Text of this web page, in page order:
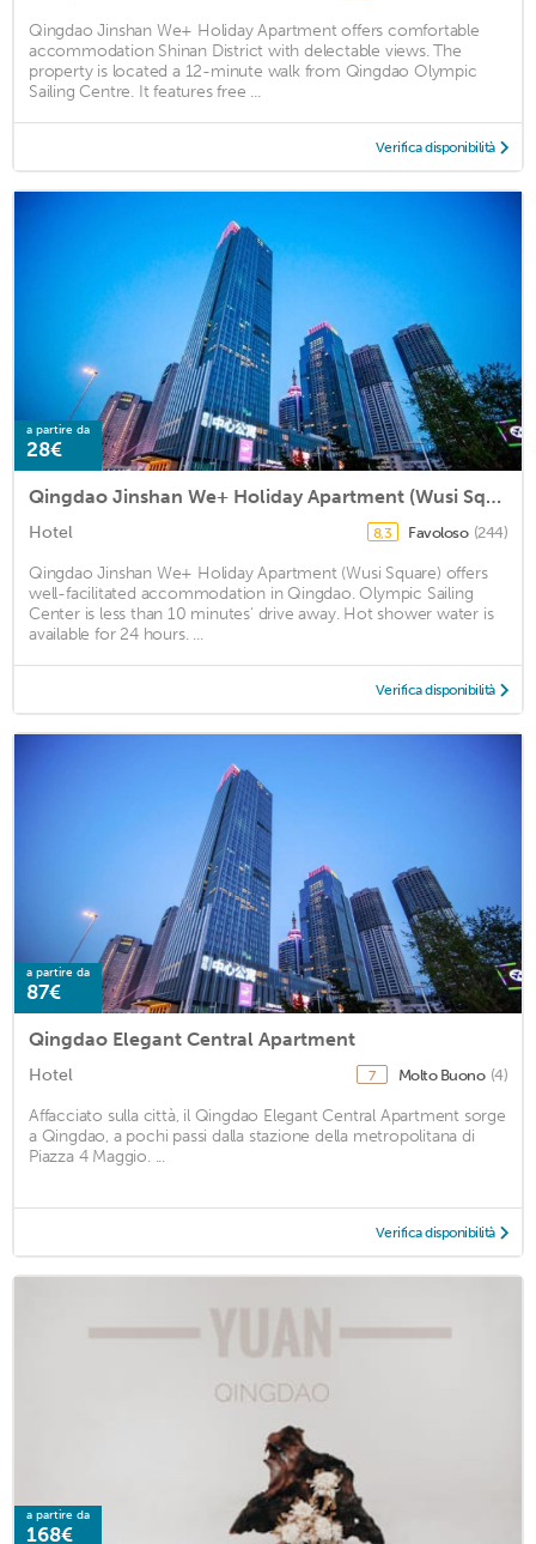
Qingdao Jinshan We+ Holiday Apartment offers comfortable
accommodation Shinan District with delectable views. The
property is located a 12-minute walk from Qingdao Olympic
Sailing Centre. It features free ...
Verifica disponibilità
a partire da
28€
Qingdao Jinshan We+ Holiday Apartment (Wusi Square)
Hotel 8,3 Favoloso (244)
Qingdao Jinshan We+ Holiday Apartment (Wusi Square) offers
well-facilitated accommodation in Qingdao. Olympic Sailing
Center is less than 10 minutes' drive away. Hot shower water is
available for 24 hours. ...
Verifica disponibilità
a partire da
87€
Qingdao Elegant Central Apartment
Hotel 7 Molto Buono (4)
Affacciato sulla città, il Qingdao Elegant Central Apartment sorge
a Qingdao, a pochi passi dalla stazione della metropolitana di
Piazza 4 Maggio. ...
Verifica disponibilità
a partire da
168€